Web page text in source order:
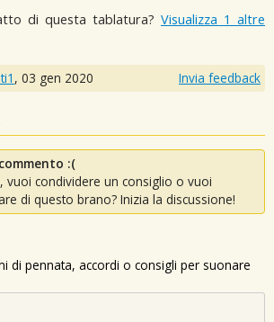
di questa tablatura? Visualizza 1 altre
, 03 gen 2020 Invia feedback
:(
vuoi condividere un consiglio o vuoi
di questo brano? Inizia la discussione!
di pennata, accordi o consigli per suonare